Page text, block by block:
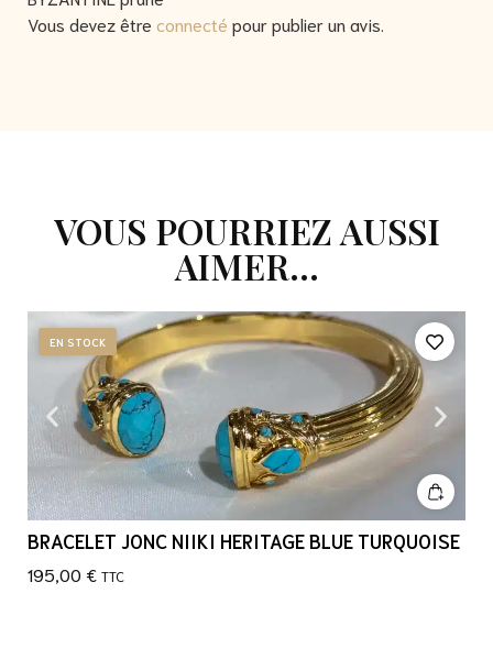
Vous devez être connecté pour publier un avis.
VOUS POURRIEZ AUSSI
AIMER...
EN STOCK
BRACELET JONC NIIKI HERITAGE BLUE TURQUOISE
195,00 € TTC